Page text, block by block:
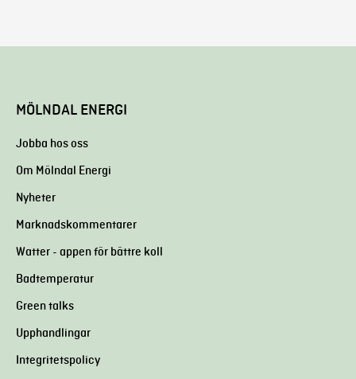
MÖLNDAL ENERGI
Jobba hos oss
Om Mölndal Energi
Nyheter
Marknadskommentarer
Watter - appen för bättre koll
Badtemperatur
Green talks
Upphandlingar
Integritetspolicy